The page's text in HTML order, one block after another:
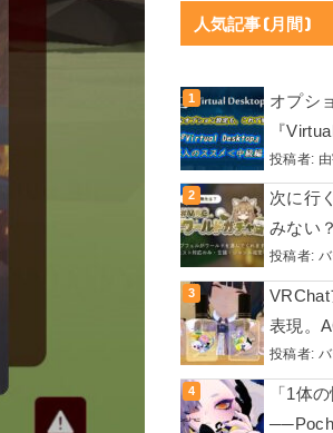
人気記事(月間)
オプシ
『
投稿者:
次に行
みない
投稿者:
VRChat
表現。
投稿者:
「1体